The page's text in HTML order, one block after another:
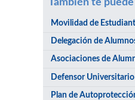
También te
Movilidad de
Delegación de
Asociaciones de
Defensor Universitario
Plan de